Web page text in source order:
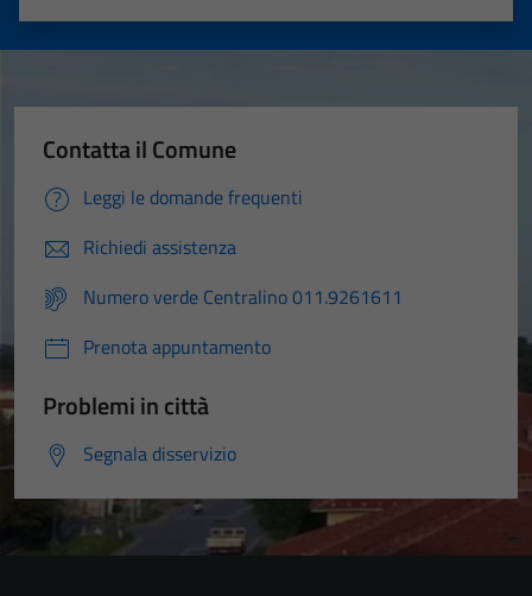
Valuta 5 stelle su 5
Valuta 4 stelle su 5
Valuta 3 stelle su 5
Valuta 2 stelle su 5
Valuta 1 stelle su 5
Contatta il Comune
Leggi le domande frequenti
Richiedi assistenza
Numero verde Centralino 011.9261611
Prenota appuntamento
Problemi in città
Segnala disservizio